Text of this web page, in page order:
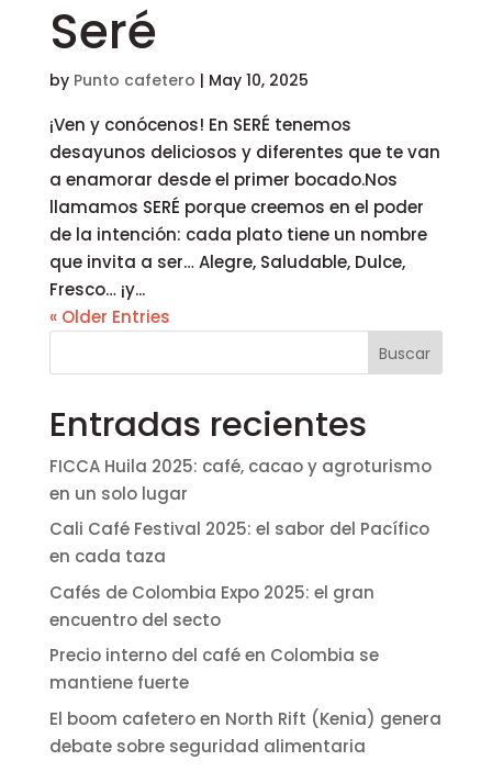
Seré
by Punto cafetero | May 10, 2025
¡Ven y conócenos! En SERÉ tenemos
desayunos deliciosos y diferentes que te van
a enamorar desde el primer bocado.Nos
llamamos SERÉ porque creemos en el poder
de la intención: cada plato tiene un nombre
que invita a ser… Alegre, Saludable, Dulce,
Fresco… ¡y...
« Older Entries
Entradas recientes
FICCA Huila 2025: café, cacao y agroturismo
en un solo lugar
Cali Café Festival 2025: el sabor del Pacífico
en cada taza
Cafés de Colombia Expo 2025: el gran
encuentro del secto
Precio interno del café en Colombia se
mantiene fuerte
El boom cafetero en North Rift (Kenia) genera
debate sobre seguridad alimentaria